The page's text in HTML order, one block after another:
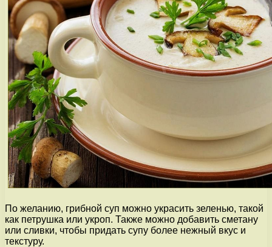
По желанию, грибной суп можно украсить зеленью, такой
как петрушка или укроп. Также можно добавить сметану
или сливки, чтобы придать супу более нежный вкус и
текстуру.